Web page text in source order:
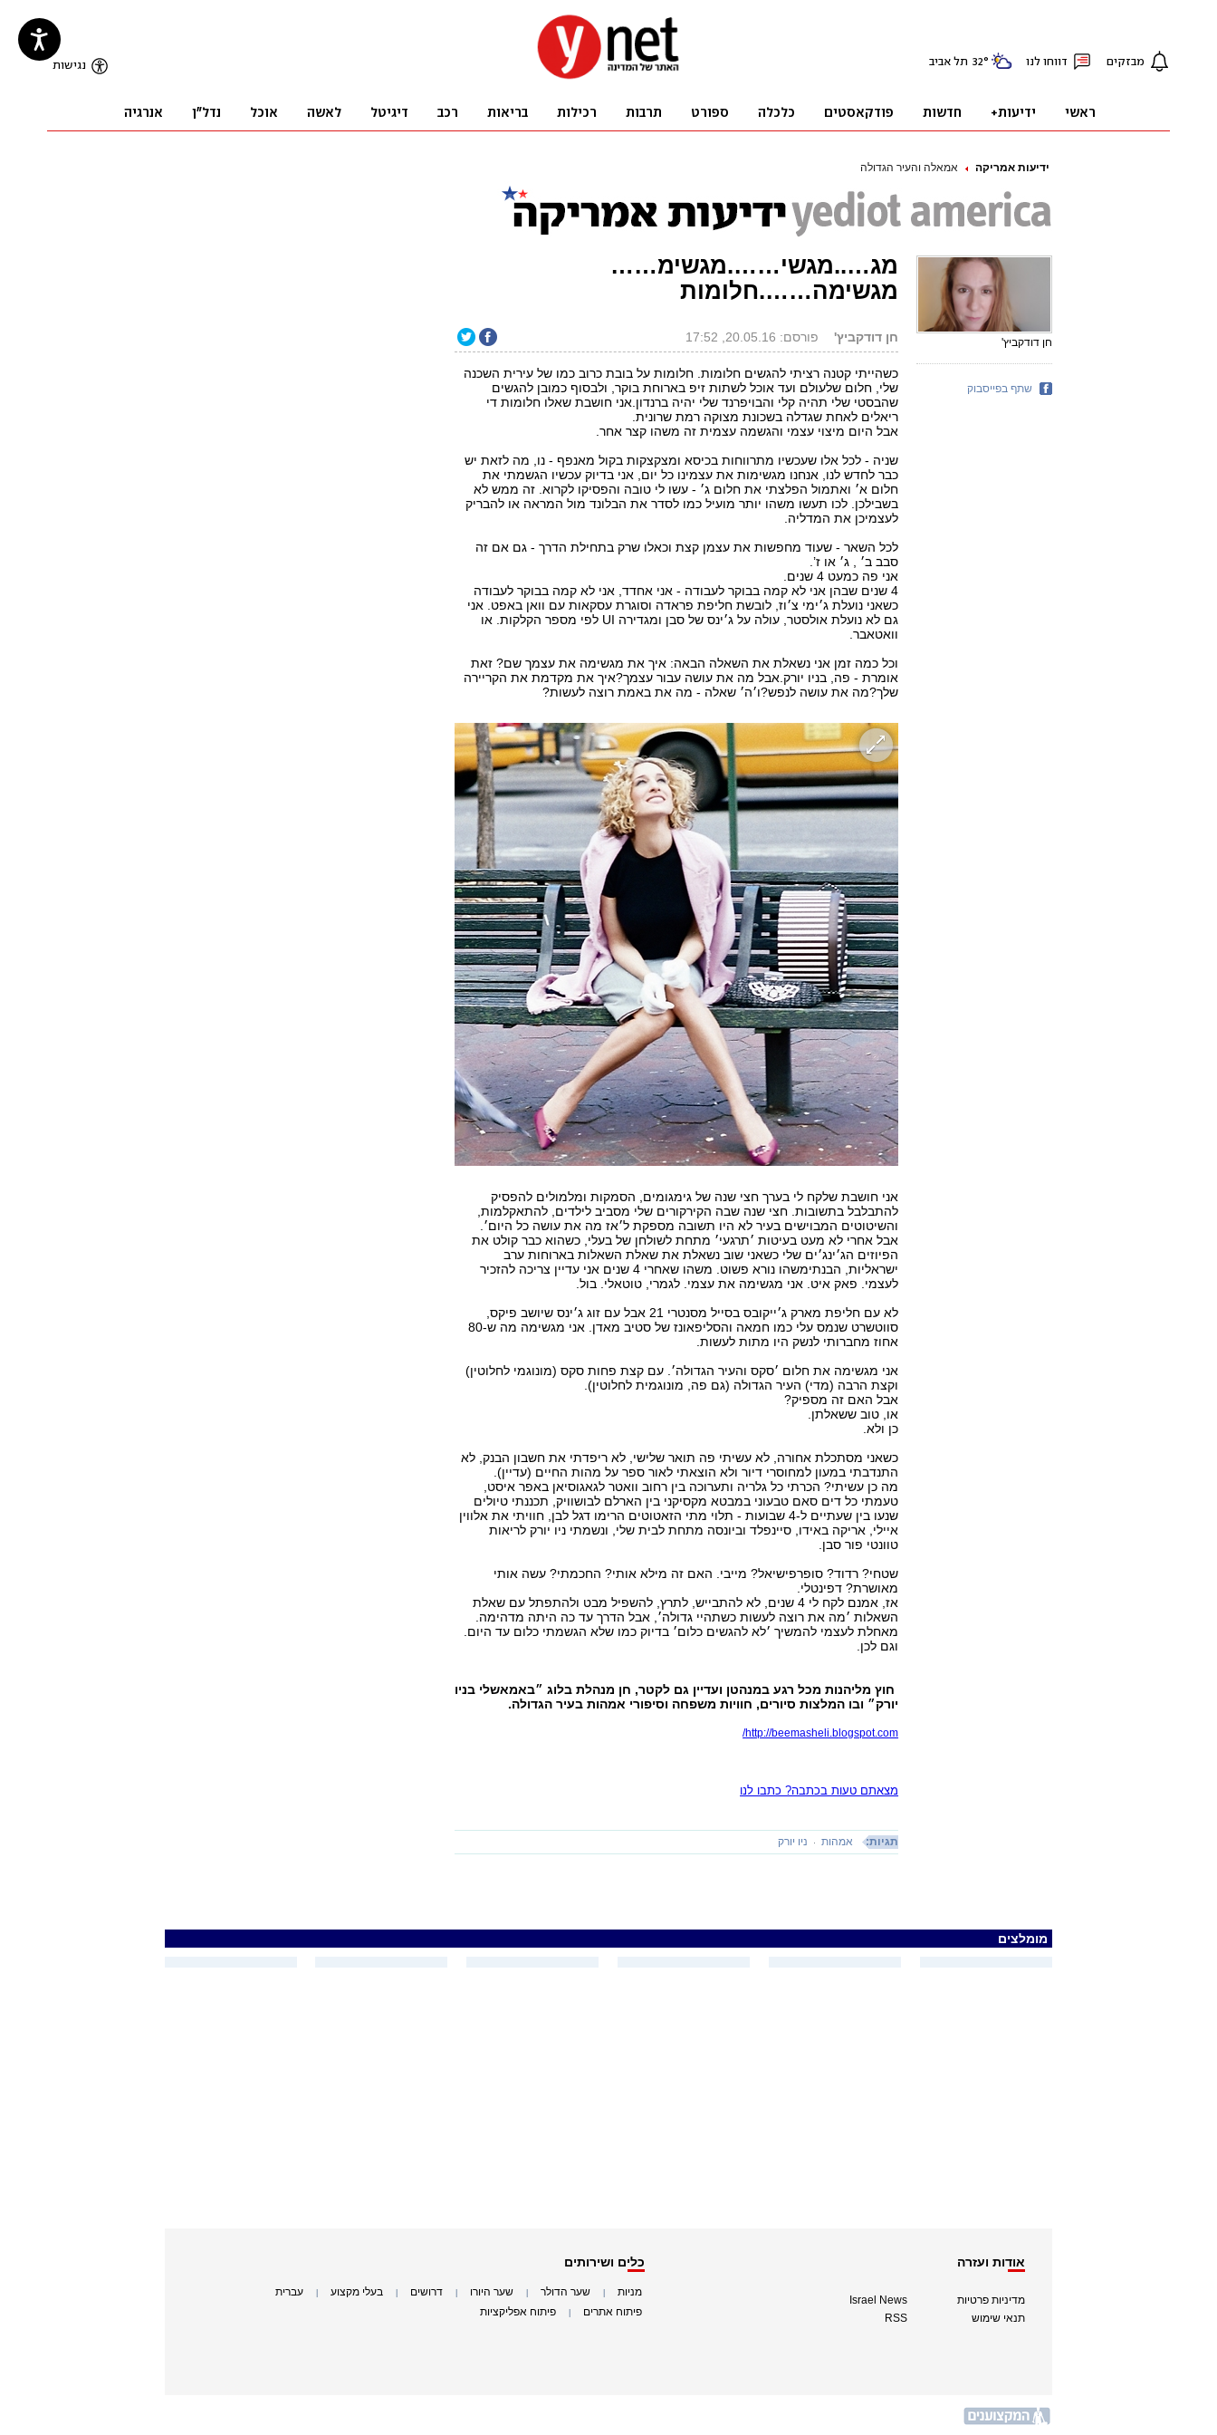
ידיעות אמריקה אמאלה והעיר הגדולה
מג…..מגשי…….מגשימ……
מגשימה…….חלומות
חן דודקביץ' פורסם: 20.05.16, 17:52
כשהייתי קטנה רציתי להגשים חלומות. חלומות על בובת כרוב כמו של עירית השכנה
שלי, חלום שלעולם ועד אוכל לשתות זיפ בארוחת בוקר, ולבסוף כמובן להגשים
שהבסטי שלי תהיה קלי והבויפרנד שלי יהיה ברנדון.אני חושבת שאלו חלומות די
ריאלים לאחת שגדלה בשכונת מצוקה רמת שרונית.
אבל היום מיצוי עצמי והגשמה עצמית זה משהו קצר אחר.
שניה - לכל אלו שעכשיו מתרווחות בכיסא ומצקצקות בקול מאנפף - נו, מה לזאת יש
כבר לחדש לנו, אנחנו מגשימות את עצמינו כל יום, אני בדיוק עכשיו הגשמתי את
חלום א׳ ואתמול הפלצתי את חלום ג׳ - עשו לי טובה והפסיקו לקרוא. זה ממש לא
בשבילכן. לכו תעשו משהו יותר מועיל כמו לסדר את הבלונד מול המראה או להבריק
לעצמיכן את המדליה.
לכל השאר - שעוד מחפשות את עצמן קצת וכאלו שרק בתחילת הדרך - גם אם זה
סבב ב׳ , ג׳ או ז’.
אני פה כמעט 4 שנים.
4 שנים שבהן אני לא קמה בבוקר לעבודה - אני אחדד, אני לא קמה בבוקר לעבודה
כשאני נועלת ג׳ימי צ׳וז, לובשת חליפת פראדה וסוגרת עסקאות עם וואן באפט. אני
גם לא נועלת אולסטר, עולה על ג׳ינס של סבן ומגדירה UI לפי מספר הקלקות. או
וואטאבר.
וכל כמה זמן אני נשאלת את השאלה הבאה: איך את מגשימה את עצמך שם? זאת
אומרת - פה, בניו יורק.אבל מה את עושה עבור עצמך?איך את מקדמת את הקריירה
שלך?מה את עושה לנפש?ו׳ה׳ שאלה - מה את באמת רוצה לעשות?
אני חושבת שלקח לי בערך חצי שנה של גימגומים, הסמקות ומלמולים להפסיק
להתבלבל בתשובות. חצי שנה שבה הקירקורים שלי מסביב לילדים, להתאקלמות,
והשיטוטים המבוישים בעיר לא היו תשובה מספקת ל׳אז מה את עושה כל היום׳.
אבל אחרי לא מעט בעיטות ׳תרגעי׳ מתחת לשולחן של בעלי, כשהוא כבר קולט את
הפיוזים הג׳ינג׳ים שלי כשאני שוב נשאלת את שאלת השאלות בארוחות ערב
ישראליות, הבנתימשהו נורא פשוט. משהו שאחרי 4 שנים אני עדיין צריכה להזכיר
לעצמי. פאק איט. אני מגשימה את עצמי. לגמרי, טוטאלי. בול.
לא עם חליפת מארק ג׳ייקובס בסייל מסנטרי 21 אבל עם זוג ג׳ינס שיושב פיקס,
סווטשרט שנמס עלי כמו חמאה והסליפאונז של סטיב מאדן. אני מגשימה מה ש-80
אחוז מחברותי לנשק היו מתות לעשות.
אני מגשימה את חלום ׳סקס והעיר הגדולה׳. עם קצת פחות סקס (מונוגמי לחלוטין)
וקצת הרבה (מדי) העיר הגדולה (גם פה, מונוגמית לחלוטין).
אבל האם זה מספיק?
או, טוב ששאלתן.
כן ולא.
כשאני מסתכלת אחורה, לא עשיתי פה תואר שלישי, לא ריפדתי את חשבון הבנק, לא
התנדבתי במעון למחוסרי דיור ולא הוצאתי לאור ספר על מהות החיים (עדיין).
מה כן עשיתי? הכרתי כל גלריה ותערוכה בין רחוב וואטר לגאגוסיאן באפר איסט,
טעמתי כל דים סאם טבעוני במבטא מקסיקני בין הארלם לבושוויק, תכננתי טיולים
שנעו בין שעתיים ל-4 שבועות - תלוי מתי הזאטוטים הרימו דגל לבן, חוויתי את אלווין
איילי, אריקה באידו, סיינפלד וביונסה מתחת לבית שלי, ונשמתי ניו יורק לריאות
טוונטי פור סבן.
שטחי? רדוד? סופרפישיאל? מייבי. האם זה מילא אותי? החכמתי? עשה אותי
מאושרת? דפינטלי.
אז, אמנם לקח לי 4 שנים, לא להתבייש, לתרץ, להשפיל מבט ולהתפתל עם שאלת
השאלות ׳מה את רוצה לעשות כשתהיי גדולה׳, אבל הדרך עד כה היתה מדהימה.
מאחלת לעצמי להמשיך ׳לא להגשים כלום׳ בדיוק כמו שלא הגשמתי כלום עד היום.
וגם לכן.
חוץ מליהנות מכל רגע במנהטן ועדיין גם לקטר, חן מנהלת בלוג ״באמאשלי בניו
יורק״ ובו המלצות סיורים, חוויות משפחה וסיפורי אמהות בעיר הגדולה.
http://beemasheli.blogspot.com/
מצאתם טעות בכתבה? כתבו לנו
תגיות: אמהות ניו יורק
חן דודקביץ'
שתף בפייסבוק
מומלצים
אודות ועזרה
מדיניות פרטיות
תנאי שימוש
Israel News
RSS
כלים ושירותים
מניות שער הדולר שער היורו דרושים בעלי מקצוע עברית
פיתוח אתרים פיתוח אפליקציות